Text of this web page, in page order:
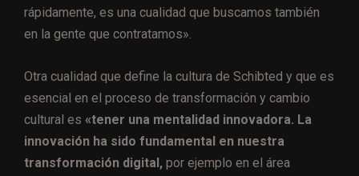
rápidamente, es una cualidad que buscamos también
en la gente que contratamos».
Otra cualidad que define la cultura de Schibted y que es
esencial en el proceso de transformación y cambio
cultural es «tener una mentalidad innovadora. La
innovación ha sido fundamental en nuestra
transformación digital, por ejemplo en el área